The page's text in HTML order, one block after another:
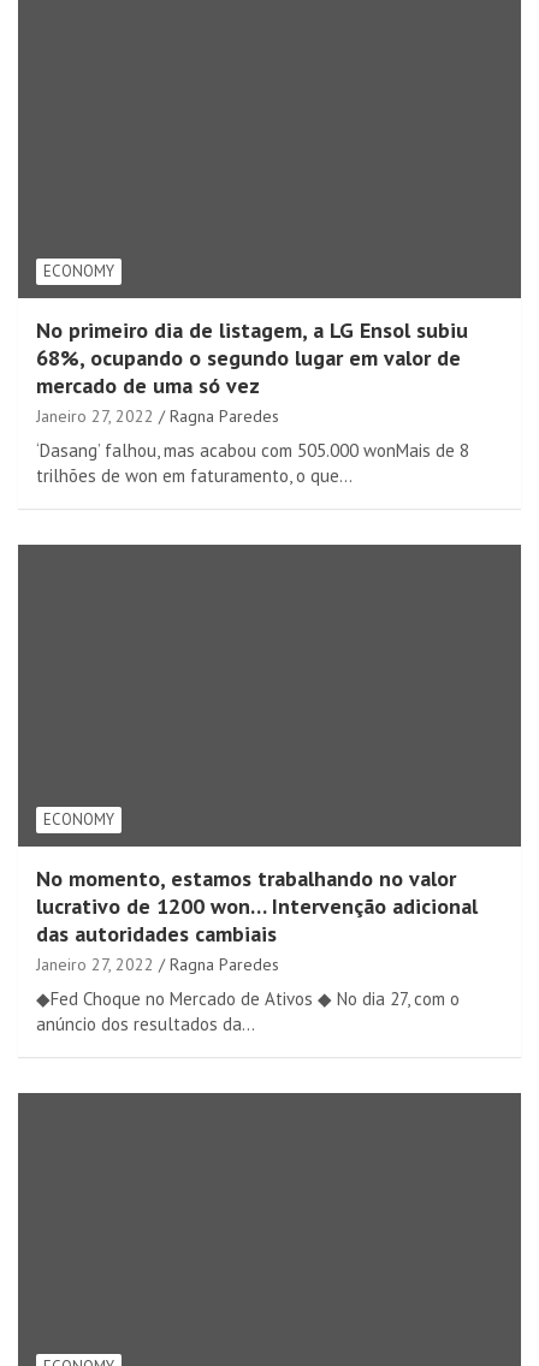
ECONOMY
No primeiro dia de listagem, a LG Ensol subiu
68%, ocupando o segundo lugar em valor de
mercado de uma só vez
Janeiro 27, 2022 Ragna Paredes
‘Dasang’ falhou, mas acabou com 505.000 wonMais de 8
trilhões de won em faturamento, o que…
ECONOMY
No momento, estamos trabalhando no valor
lucrativo de 1200 won… Intervenção adicional
das autoridades cambiais
Janeiro 27, 2022 Ragna Paredes
◆Fed Choque no Mercado de Ativos ◆ No dia 27, com o
anúncio dos resultados da…